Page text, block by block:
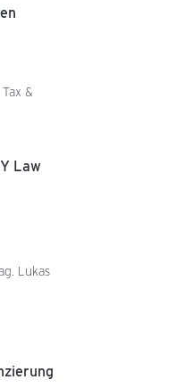
&
Law
Lukas